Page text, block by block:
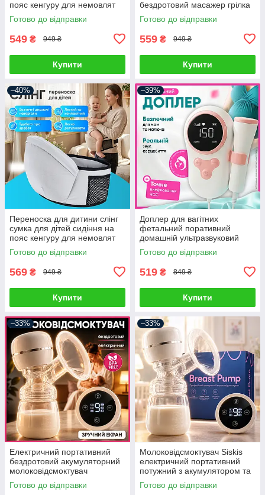
пояс кенгуру для немовлят
дитячі сумки переноски
Готово до відправки
549 ₴ 949 ₴
Купити
бездротовий масажер грілка
при спазмах менструації та
менструальних болях
Готово до відправки
559 ₴ 949 ₴
Купити
–40%
Переноска для дитини слінг
сумка для дітей сидіння на
пояс кенгуру для немовлят
дитячі сумки переноски
Готово до відправки
569 ₴ 949 ₴
Купити
–39%
Доплер для вагітних
фетальний поративний
домашній ультразвуковий
прилад для прослуховування
та контролю
Готово до відправки
519 ₴ 849 ₴
Купити
–33%
Електричний портативний
бездротовий акумуляторний
молоковідсмоктувач
потужний і надтихий з
акумулятором
Готово до відправки
–33%
Молоковідсмоктувач Siskis
електричний портативний
потужний з акумулятором та
функцією масажу та
стимуляцією лактації
Готово до відправки